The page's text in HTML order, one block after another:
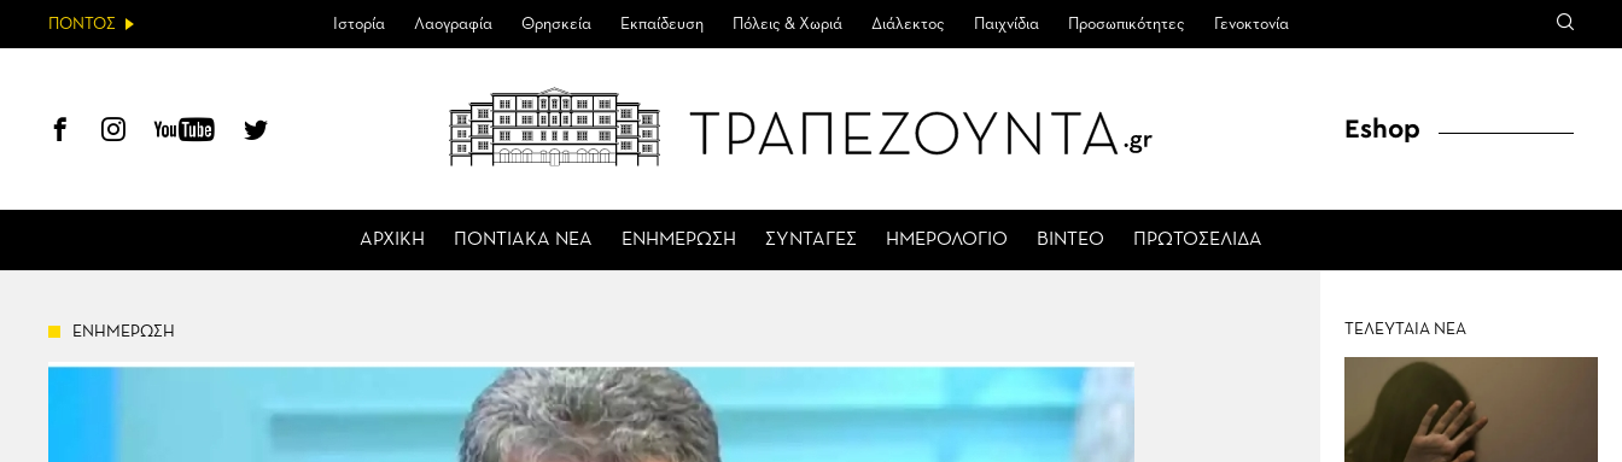
ΠΟΝΤΟΣ Ιστορία Λαογραφία Θρησκεία Εκπαίδευση Πόλεις & Χωριά Διάλεκτος Παιχνίδια Προσωπικότητες Γενοκτονία
ΑΡΧΙΚΗ ΠΟΝΤΙΑΚΑ ΝΕΑ ΕΝΗΜΕΡΩΣΗ ΣΥΝΤΑΓΕΣ ΗΜΕΡΟΛΟΓΙΟ ΒΙΝΤΕΟ ΠΡΩΤΟΣΕΛΙΔΑ
Eshop
ΕΝΗΜΕΡΩΣΗ ΤΕΛΕΥΤΑΙΑ ΝΕΑ